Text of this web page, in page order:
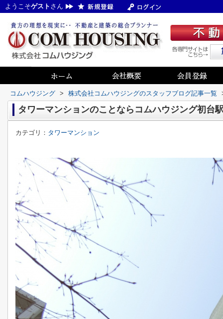
ようこそゲスト さん
コムハウジング > 株式会社コムハウジングのスタッフブログ記事一覧
タワーマンションのことならコムハウジング初台
カテゴリ： タワーマンション